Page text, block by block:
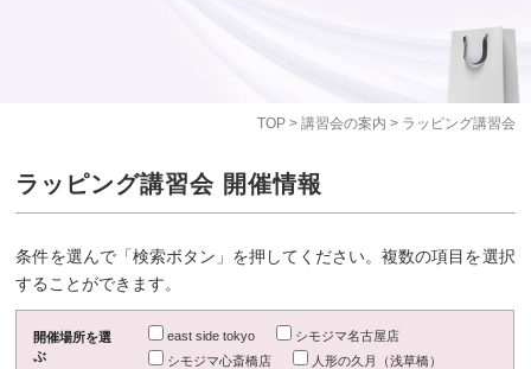
TOP> 講習会の案内 > ラッピング講習会
ラッピング講習会 開催情報
条件を選んで「検索ボタン」を押してください。複数の項目を選択
することができます。
開催場所を選
ぶ
east side tokyo
シモジマ名古屋店
シモジマ心斎橋店
人形の久月（浅草橋）